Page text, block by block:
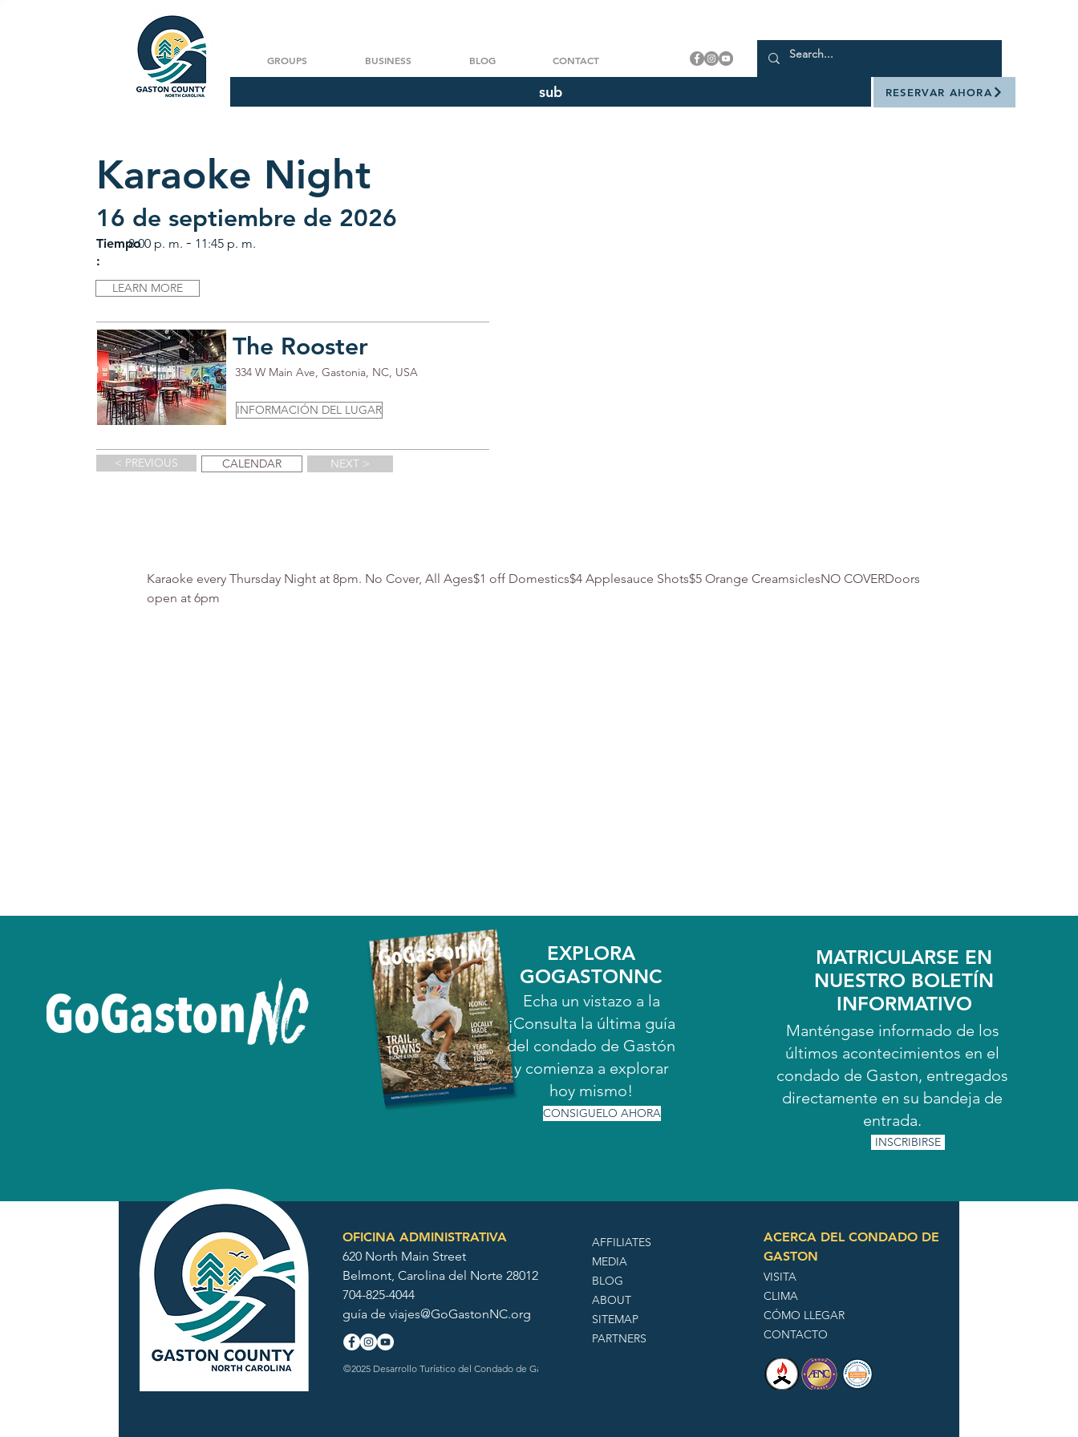
GROUPS BUSINESS BLOG CONTACT
sub RESERVAR AHORA
Karaoke Night
16 de septiembre de 2026
Tiempo
:
8:00 p. m. - 11:45 p. m.
LEARN MORE
The Rooster
334 W Main Ave, Gastonia, NC, USA
INFORMACIÓN DEL LUGAR
< PREVIOUS CALENDAR NEXT >
Karaoke every Thursday Night at 8pm. No Cover, All Ages$1 off Domestics$4 Applesauce Shots$5 Orange CreamsiclesNO COVERDoors
open at 6pm
EXPLORA
GOGASTONNC
Echa un vistazo a la
¡Consulta la última guía
del condado de Gastón
y comienza a explorar
hoy mismo!
CONSIGUELO AHORA
MATRICULARSE EN
NUESTRO BOLETÍN
INFORMATIVO
Manténgase informado de los
últimos acontecimientos en el
condado de Gaston, entregados
directamente en su bandeja de
entrada.
INSCRIBIRSE
OFICINA ADMINISTRATIVA
620 North Main Street
Belmont, Carolina del Norte 28012
704-825-4044
guía de viajes@GoGastonNC.org
©2025 Desarrollo Turístico del Condado de Gaston
AFFILIATES
MEDIA
BLOG
ABOUT
SITEMAP
PARTNERS
ACERCA DEL CONDADO DE
GASTON
VISITA
CLIMA
CÓMO LLEGAR
CONTACTO